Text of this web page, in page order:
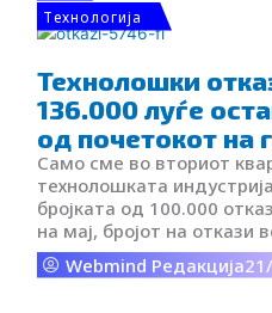
Tехнологија
Технолошки
136.000 луѓе
од почетокот на
Само сме во вториот
технолошката
бројката од 100.000
на мај, бројот на откази
речиси го достигна
како LinkedIn, Cisco и
Webmind Редакција